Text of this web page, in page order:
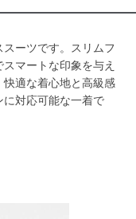
ーツです。スリムフ
マートな印象を与え
快適な着心地と高級感
対応可能な一着で